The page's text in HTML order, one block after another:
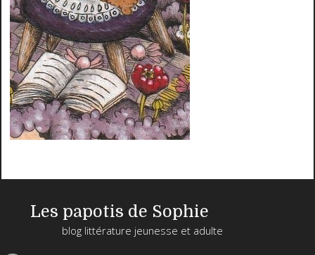
Les papotis de Sophie
blog littérature jeunesse et adulte